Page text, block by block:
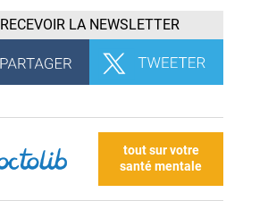
RECEVOIR LA NEWSLETTER
tout sur votre
santé mentale